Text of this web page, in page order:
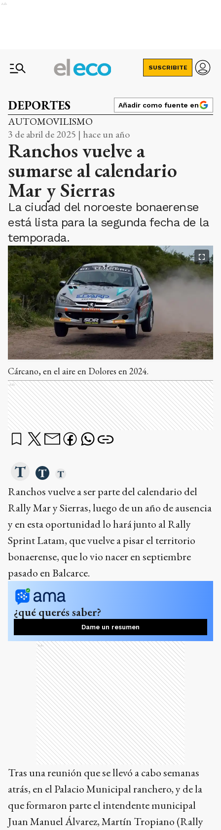
Ads
SUSCRIBITE
DEPORTES Añadir como fuente en
AUTOMOVILISMO
3 de abril de 2025 | hace un año
Ranchos vuelve a
sumarse al calendario
Mar y Sierras
La ciudad del noroeste bonaerense
está lista para la segunda fecha de la
temporada.
Cárcano, en el aire en Dolores en 2024.
Ads
Ranchos vuelve a ser parte del calendario del
Rally Mar y Sierras, luego de un año de ausencia
y en esta oportunidad lo hará junto al Rally
Sprint Latam, que vuelve a pisar el territorio
bonaerense, que lo vio nacer en septiembre
pasado en Balcarce.
¿qué querés saber?
Dame un resumen
Ads
Tras una reunión que se llevó a cabo semanas
atrás, en el Palacio Municipal ranchero, y de la
que formaron parte el intendente municipal
Juan Manuel Álvarez, Martín Tropiano (Rally